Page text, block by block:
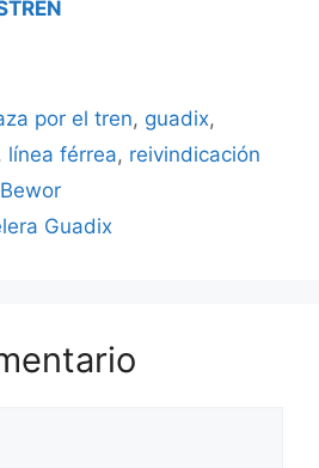
por el tren, guadix,
línea férrea, reivindicación
Guadix